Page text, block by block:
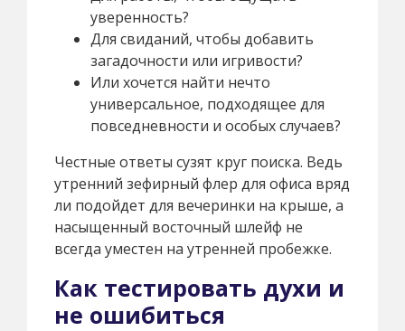
уверенность?
Для свиданий, чтобы добавить
загадочности или игривости?
Или хочется найти нечто
универсальное, подходящее для
повседневности и особых случаев?
Честные ответы сузят круг поиска. Ведь
утренний зефирный флер для офиса вряд
ли подойдет для вечеринки на крыше, а
насыщенный восточный шлейф не
всегда уместен на утренней пробежке.
Как тестировать духи и
не ошибиться